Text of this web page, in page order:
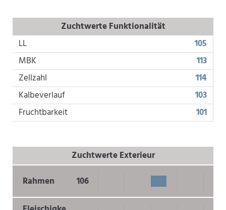
Zuchtwerte Funktionalität
LL
105
MBK
113
Zellzahl
114
Kalbeverlauf
103
Fruchtbarkeit
101
Zuchtwerte Exterieur
Rahmen
106